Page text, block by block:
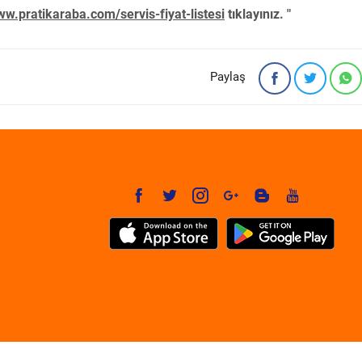
servis-fiyat-listesi tıklayınız. "
Paylaş